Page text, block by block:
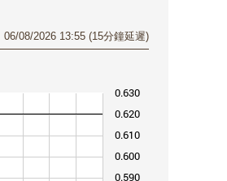
08/2026 13:55 (15分鐘延遲)